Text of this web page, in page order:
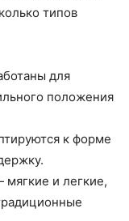
типов
для
положения
к форме
и легкие,